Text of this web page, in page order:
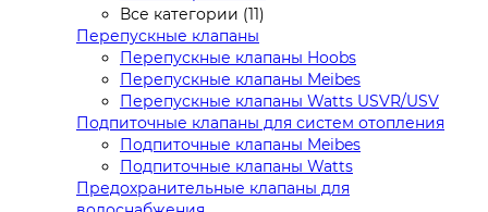
Все категории (11)
Перепускные клапаны
Перепускные клапаны Hoobs
Перепускные клапаны Meibes
Перепускные клапаны Watts USVR/USV
Подпиточные клапаны для систем отопления
Подпиточные клапаны Meibes
Подпиточные клапаны Watts
Предохранительные клапаны для